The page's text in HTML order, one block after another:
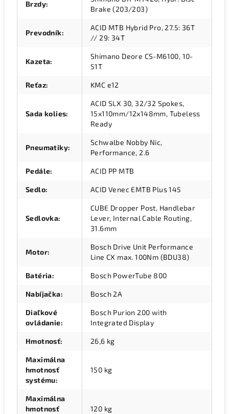
Brzdy:
Brake (203/203)
Prevodník:
ACID MTB Hybrid Pro, 27.5: 36T
// 29: 34T
Kazeta:
Shimano Deore CS-M6100, 10-
51T
Reťaz: KMC e12
Sada kolies:
ACID SLX 30, 32/32 Spokes,
15x110mm/12x148mm, Tubeless
Ready
Pneumatiky:
Schwalbe Nobby Nic,
Performance, 2.6
Pedále: ACID PP MTB
Sedlo: ACID Venec EMTB Plus 145
Sedlovka:
CUBE Dropper Post, Handlebar
Lever, Internal Cable Routing,
31.6mm
Motor:
Bosch Drive Unit Performance
Line CX max. 100Nm (BDU38)
Batéria: Bosch PowerTube 800
Nabíjačka: Bosch 2A
Diaľkové
ovládanie:
Bosch Purion 200 with
Integrated Display
Hmotnosť: 26,6 kg
Maximálna
hmotnosť
systému:
150 kg
Maximálna
hmotnosť
120 kg